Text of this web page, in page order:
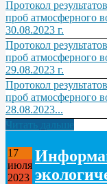
Протокол
проб атмосферного
30.08.2023 г.
Протокол
проб атмосферного
29.08.2023 г.
Протокол
проб атмосферного
28.08.2023...
Читать дальше
17
июля
2023